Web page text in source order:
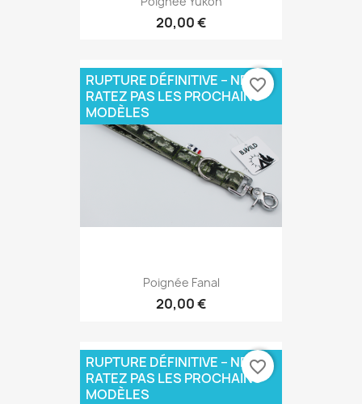
20,00 €
Poignée Fanal
20,00 €
RUPTURE DÉFINITIVE – NE
RATEZ PAS LES PROCHAINS
MODÈLES
favorite_border
RUPTURE DÉFINITIVE – NE
RATEZ PAS LES PROCHAINS
MODÈLES
favorite_border